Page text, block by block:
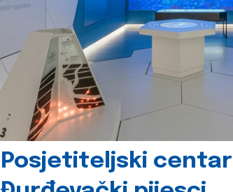
Posjetiteljski centar